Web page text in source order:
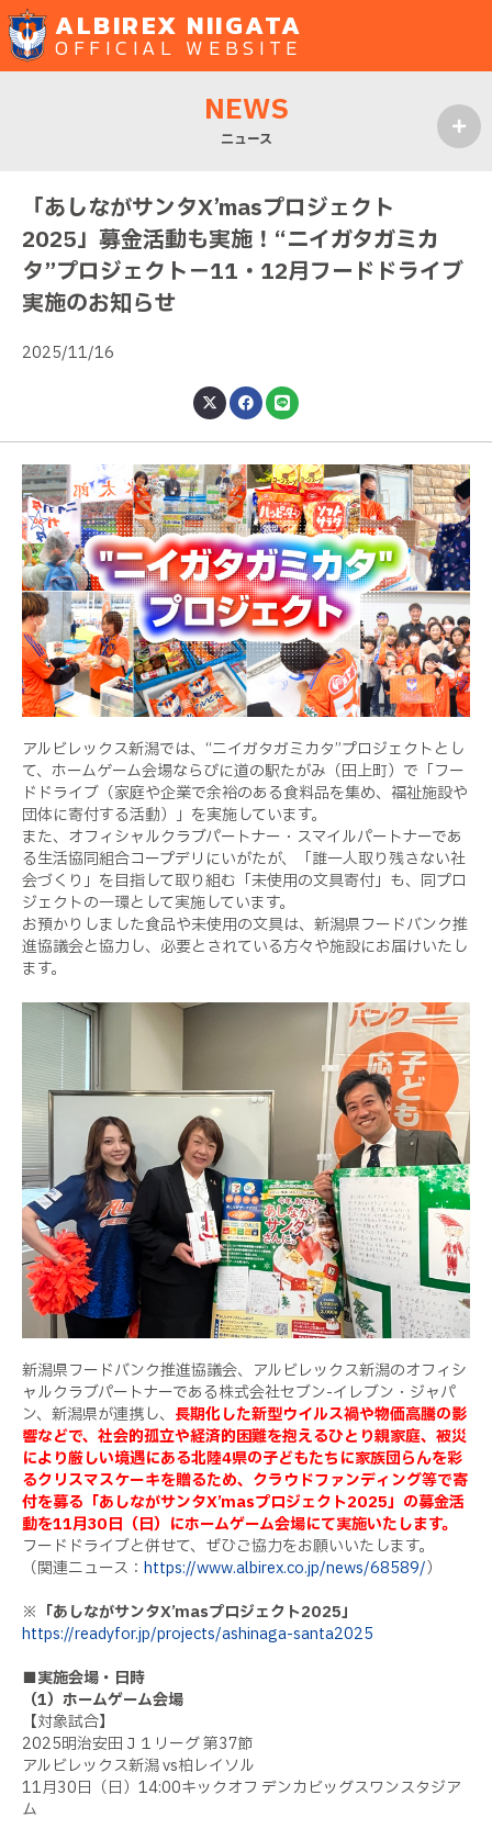
ALBIREX NIIGATA
OFFICIAL WEBSITE
NEWS
ニュース
「あしながサンタX’masプロジェクト
2025」募金活動も実施！“ニイガタガミカ
タ”プロジェクト－11・12月フードドライブ
実施のお知らせ
2025/11/16
アルビレックス新潟では、“ニイガタガミカタ”プロジェクトとし
て、ホームゲーム会場ならびに道の駅たがみ（田上町）で「フー
ドドライブ（家庭や企業で余裕のある食料品を集め、福祉施設や
団体に寄付する活動）」を実施しています。
また、オフィシャルクラブパートナー・スマイルパートナーであ
る生活協同組合コープデリにいがたが、「誰一人取り残さない社
会づくり」を目指して取り組む「未使用の文具寄付」も、同プロ
ジェクトの一環として実施しています。
お預かりしました食品や未使用の文具は、新潟県フードバンク推
進協議会と協力し、必要とされている方々や施設にお届けいたし
ます。
新潟県フードバンク推進協議会、アルビレックス新潟のオフィシ
ャルクラブパートナーである株式会社セブン-イレブン・ジャパ
ン、新潟県が連携し、 長期化した新型ウイルス禍や物価高騰の影
響などで、社会的孤立や経済的困難を抱えるひとり親家庭、被災
により厳しい境遇にある北陸4県の子どもたちに家族団らんを彩
るクリスマスケーキを贈るため、クラウドファンディング等で寄
付を募る「あしながサンタX’masプロジェクト2025」の募金活
動を11月30日（日）にホームゲーム会場にて実施いたします。
フードドライブと併せて、ぜひご協力をお願いいたします。
（関連ニュース： https://www.albirex.co.jp/news/68589/）
※「あしながサンタX’masプロジェクト2025」
https://readyfor.jp/projects/ashinaga-santa2025
■実施会場・日時
（1）ホームゲーム会場
【対象試合】
2025明治安田Ｊ１リーグ 第37節
アルビレックス新潟 vs柏レイソル
11月30日（日）14:00キックオフ デンカビッグスワンスタジア
ム